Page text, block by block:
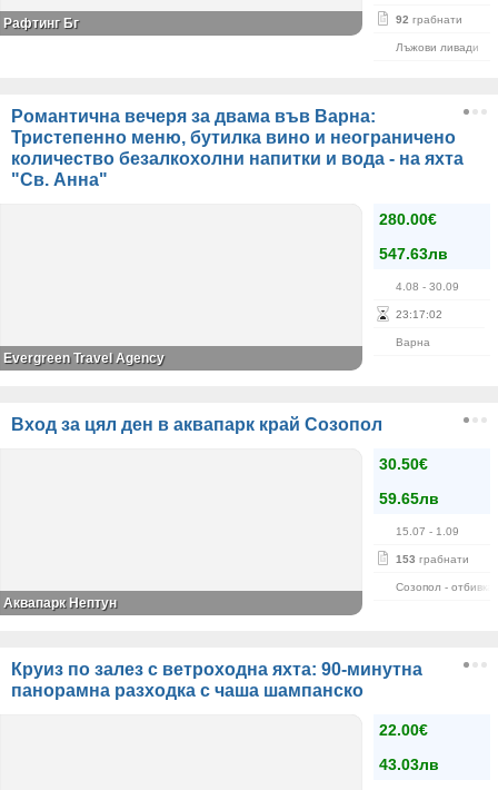
92 грабнати
Лъжови ливади
Рафтинг Бг
Романтична вечеря за двама във Варна:
Тристепенно меню, бутилка вино и неограничено
количество безалкохолни напитки и вода - на яхта
"Св. Анна"
280.00€
547.63лв
4.08 - 30.09
23:17:02
Варна
Evergreen Travel Agency
Вход за цял ден в аквапарк край Созопол
30.50€
59.65лв
15.07 - 1.09
153 грабнати
Созопол -
Аквапарк Нептун
Круиз по залез с ветроходна яхта: 90-минутна
панорамна разходка с чаша шампанско
22.00€
43.03лв